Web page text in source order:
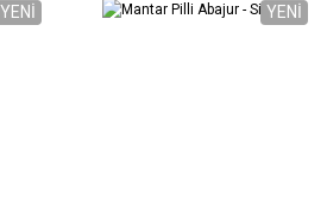
YENİ YENİ